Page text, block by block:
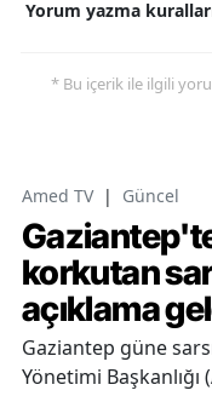
Yorum yazma
* Bu içerik ile ilgili
Amed TV | Güncel
korkutan
açıklama
Gaziantep güne
Yönetimi Başkanlığı